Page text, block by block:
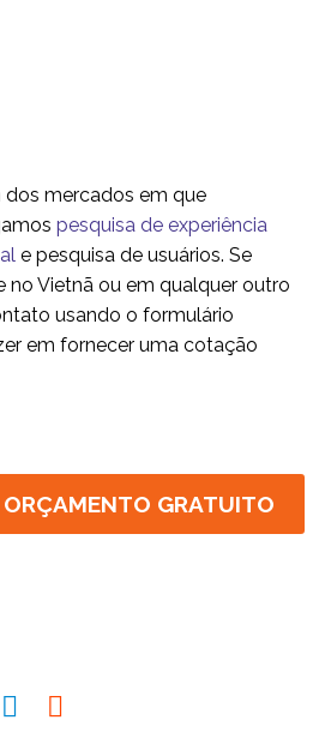
dos mercados em que
pesquisa de experiência
e pesquisa de usuários. Se
no Vietnã ou em qualquer outro
usando o formulário
em fornecer uma cotação
GRATUITO